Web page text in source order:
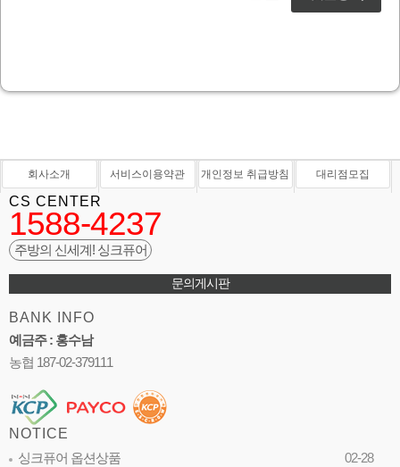
회사소개 서비스이용약관 개인정보 취급방침 대리점모집
CS CENTER
1588-4237
주방의 신세계! 싱크퓨어
문의게시판
BANK INFO
예금주 : 홍수남
농협 187-02-379111
NOTICE
싱크퓨어 옵션상품
02-28